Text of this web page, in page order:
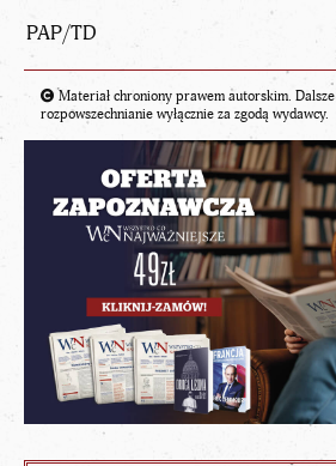
PAP/TD
Materiał chroniony prawem autorskim. Dalsze
rozpowszechnianie wyłącznie za zgodą wydawcy.